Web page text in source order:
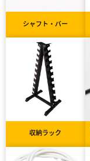
シャフト・バー
収納ラック